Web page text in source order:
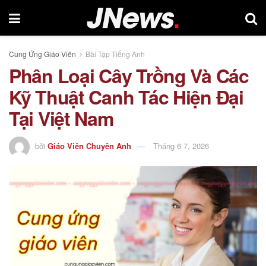
Cung Ứng Giáo Viên Bài Tập Tiếng Anh
Phân Loại Cây Trồng Và Các
Kỹ Thuật Canh Tác Hiện Đại
Tại Việt Nam
bởi Giáo Viên Chuyên Anh Tháng 6 7, 2026